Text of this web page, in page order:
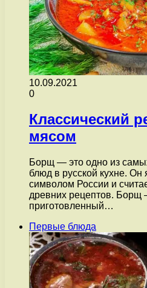
10.09.2021
0
Классический
мясом
Борщ — это одно из
блюд в русской кухне.
символом России и
древних рецептов. Борщ
приготовленный…
Первые блюда